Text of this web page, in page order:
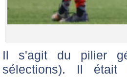
Il s'agit du pilier
sélections). Il